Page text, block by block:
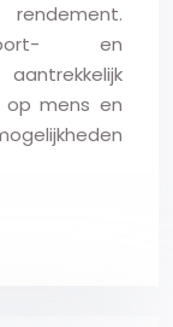
sport- en
mens en